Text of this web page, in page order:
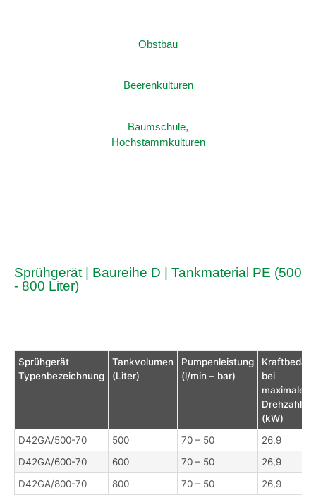
Obstbau
Beerenkulturen
Baumschule,
Hochstammkulturen
Sprühgerät | Baureihe D | Tankmaterial PE (500
- 800 Liter)
Sprühgerät
Typenbezeichnung
Tankvolumen
(Liter)
Pumpenleistung
(l/min – bar)
Kraftbedarf
bei
maximaler
Drehzahl
(kW)
D42GA/500-70
500 70 – 50
26,9
D42GA/600-70
600 70 – 50
26,9
D42GA/800-70
800 70 – 50 26,9